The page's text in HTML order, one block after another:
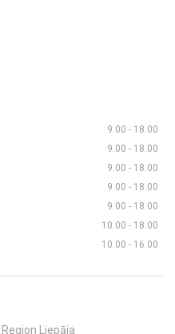
9.00 - 18.00
9.00 - 18.00
9.00 - 18.00
9.00 - 18.00
9.00 - 18.00
10.00 - 18.00
10.00 - 16.00
Liepāja